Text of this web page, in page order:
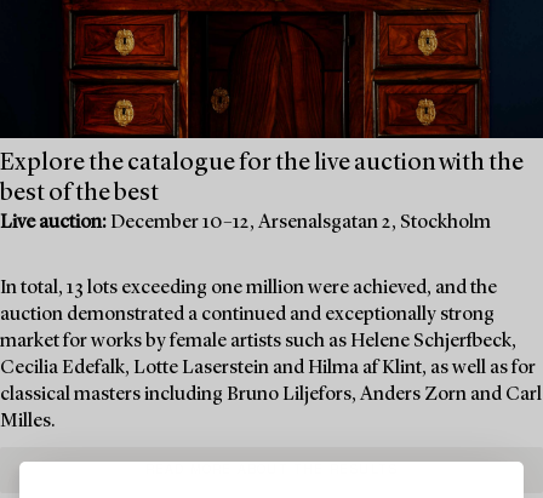
Explore the catalogue for the live auction with the
best of the best
Live auction: December 10–12, Arsenalsgatan 2, Stockholm
In total, 13 lots exceeding one million were achieved, and the
auction demonstrated a continued and exceptionally strong
market for works by female artists such as Helene Schjerfbeck,
Cecilia Edefalk, Lotte Laserstein and Hilma af Klint, as well as for
classical masters including Bruno Liljefors, Anders Zorn and Carl
Milles.